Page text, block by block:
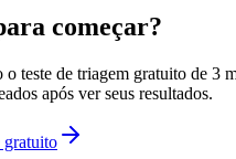
começar?
o teste de triagem gratuito de 3
após ver seus resultados.
gratuito